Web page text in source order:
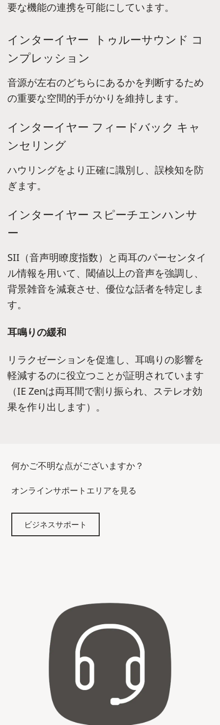
要な機能の連携を可能にしています。
インターイヤー トゥルーサウンド コ
ンプレッション
音源が左右のどちらにあるかを判断するため
の重要な空間的手がかりを維持します。
インターイヤー フィードバック キャ
ンセリング
ハウリングをより正確に識別し、誤検知を防
ぎます。
インターイヤー スピーチエンハンサ
ー
SII（音声明瞭度指数）と両耳のパーセンタイ
ル情報を用いて、閾値以上の音声を強調し、
背景雑音を減衰させ、優位な話者を特定しま
す。
耳鳴りの緩和
リラクゼーションを促進し、耳鳴りの影響を
軽減するのに役立つことが証明されています
（IE Zenは両耳間で割り振られ、ステレオ効
果を作り出します）。
何かご不明な点がございますか？
オンラインサポートエリアを見る
ビジネスサポート